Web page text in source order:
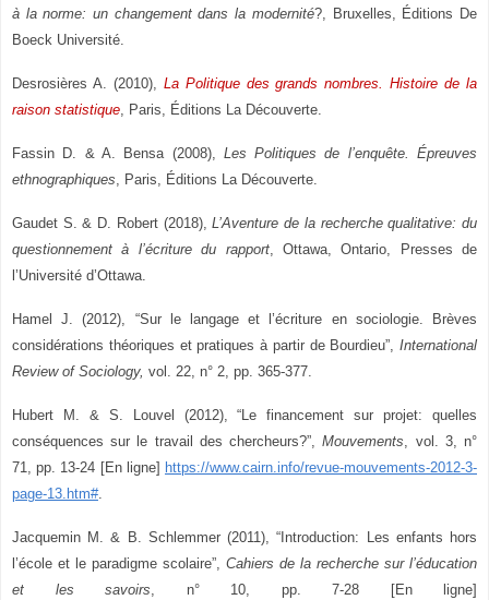
à la norme: un changement dans la modernité?, Bruxelles, Éditions De
Boeck Université.
Desrosières A. (2010), La Politique des grands nombres. Histoire de la
raison statistique, Paris, Éditions La Découverte.
Fassin D. & A. Bensa (2008), Les Politiques de l’enquête. Épreuves
ethnographiques, Paris, Éditions La Découverte.
Gaudet S. & D. Robert (2018),L’Aventure de la recherche qualitative: du
questionnement à l’écriture du rapport, Ottawa, Ontario, Presses de
l’Université d’Ottawa.
Hamel J. (2012), “Sur le langage et l’écriture en sociologie. Brèves
considérations théoriques et pratiques à partir de Bourdieu”, International
Review of Sociology, vol. 22, n° 2, pp. 365‑377.
Hubert M. & S. Louvel (2012), “Le financement sur projet: quelles
conséquences sur le travail des chercheurs?”,Mouvements, vol. 3, n°
71, pp. 13-24 [En ligne] https://www.cairn.info/revue-mouvements-2012-3-
page-13.htm#.
Jacquemin M. & B. Schlemmer (2011), “Introduction: Les enfants hors
l’école et le paradigme scolaire”, Cahiers de la recherche sur l’éducation
et les savoirs, n° 10, pp. 7-28 [En ligne]